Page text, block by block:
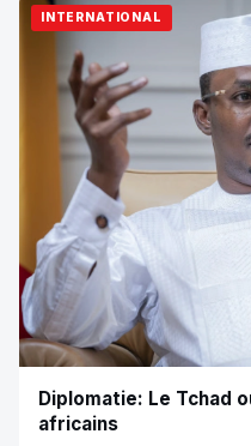
INTERNATIONAL
Diplomatie: Le Tchad
africains